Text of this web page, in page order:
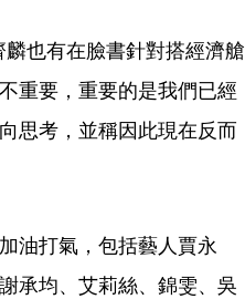
也有在臉書針對搭經濟艙
重要，重要的是我們已經
思考，並稱因此現在反而
油打氣，包括藝人賈永
承均、艾莉絲、錦雯、吳